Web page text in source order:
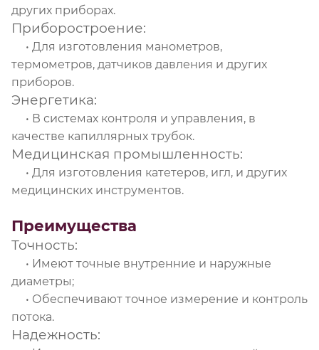
других приборах.
Приборостроение:
• Для изготовления манометров,
термометров, датчиков давления и других
приборов.
Энергетика:
• В системах контроля и управления, в
качестве капиллярных трубок.
Медицинская промышленность:
• Для изготовления катетеров, игл, и других
медицинских инструментов.
Преимущества
Точность:
• Имеют точные внутренние и наружные
диаметры;
• Обеспечивают точное измерение и контроль
потока.
Надежность: